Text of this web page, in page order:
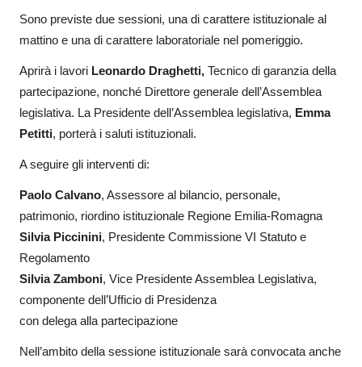
Sono previste due sessioni, una di carattere istituzionale al
mattino e una di carattere laboratoriale nel pomeriggio.
Aprirà i lavori Leonardo Draghetti, Tecnico di garanzia della
partecipazione, nonché Direttore generale dell’Assemblea
legislativa. La Presidente dell’Assemblea legislativa, Emma
Petitti, porterà i saluti istituzionali.
A seguire gli interventi di:
Paolo Calvano, Assessore al bilancio, personale,
patrimonio, riordino istituzionale Regione Emilia-Romagna
Silvia Piccinini, Presidente Commissione VI Statuto e
Regolamento
Silvia Zamboni, Vice Presidente Assemblea Legislativa,
componente dell’Ufficio di Presidenza
con delega alla partecipazione
Nell’ambito della sessione istituzionale sarà convocata anche